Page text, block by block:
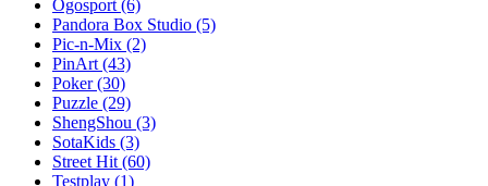
Ogosport (6)
Pandora Box Studio (5)
Pic-n-Mix (2)
PinArt (43)
Poker(30)
Puzzle (29)
ShengShou (3)
SotaKids (3)
Street Hit (60)
Testplay (1)